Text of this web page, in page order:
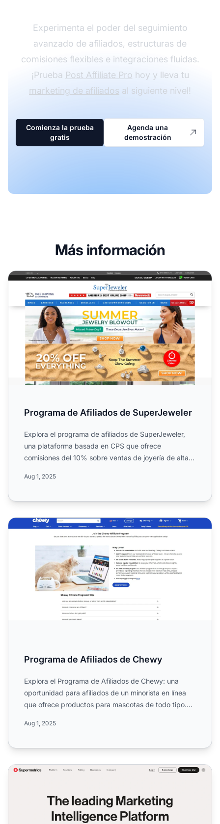
Experimenta el poder del seguimiento
avanzado de afiliados, estructuras de
comisiones flexibles e integraciones fluidas.
¡Prueba Post Affiliate Pro hoy y lleva tu
marketing de afiliados al siguiente nivel!
Comienza la prueba
gratis
Agenda una
demostración
Más información
Programa de Afiliados de SuperJeweler
Programa de Afiliados de SuperJeweler
Explora el programa de afiliados de SuperJeweler,
una plataforma basada en CPS que ofrece
comisiones del 10% sobre ventas de joyería de alta
Aug 1, 2025
Programa de Afiliados de Chewy
Programa de Afiliados de Chewy
Explora el Programa de Afiliados de Chewy: una
oportunidad para afiliados de un minorista en línea
que ofrece productos para mascotas de todo tipo.
Aug 1, 2025
Programa de Afiliados de Supermetrics